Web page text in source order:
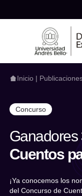
Escribir
Filtrar por
Categoría
Inicio |
Concurso
Ganadores
Cuentos
¡Ya conocemos los
del Concurso de